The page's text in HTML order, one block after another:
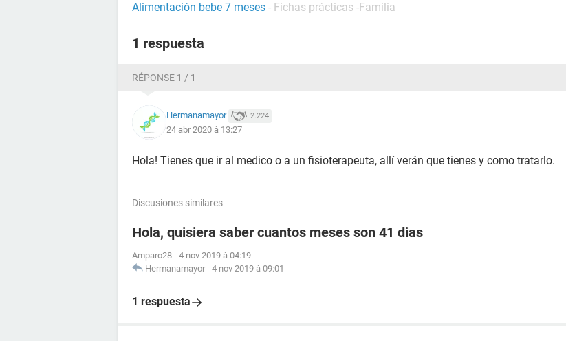
Alimentación bebe 7 meses - Fichas prácticas -Familia
1 respuesta
RÉPONSE 1 / 1
Hermanamayor 2.224
24 abr 2020 à 13:27
Hola! Tienes que ir al medico o a un fisioterapeuta, allí verán que tienes y como tratarlo.
Discusiones similares
Hola, quisiera saber cuantos meses son 41 dias
Amparo28 - 4 nov 2019 à 04:19
Hermanamayor - 4 nov 2019 à 09:01
1 respuesta